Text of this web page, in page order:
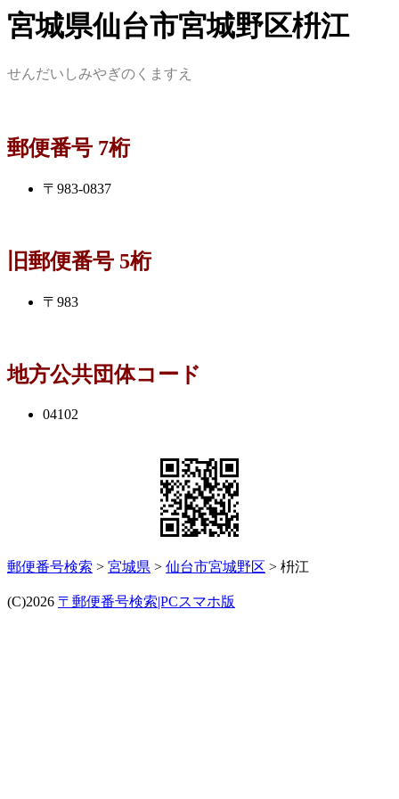
宮城県仙台市宮城野区枡江
せんだいしみやぎのくますえ
郵便番号 7桁
〒983-0837
旧郵便番号 5桁
〒983
地方公共団体コード
04102
郵便番号検索 > 宮城県 > 仙台市宮城野区 > 枡江
(C)2026 〒郵便番号検索|PCスマホ版